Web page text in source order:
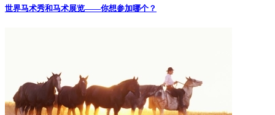
世界马术秀和马术展览——你想参加哪个？